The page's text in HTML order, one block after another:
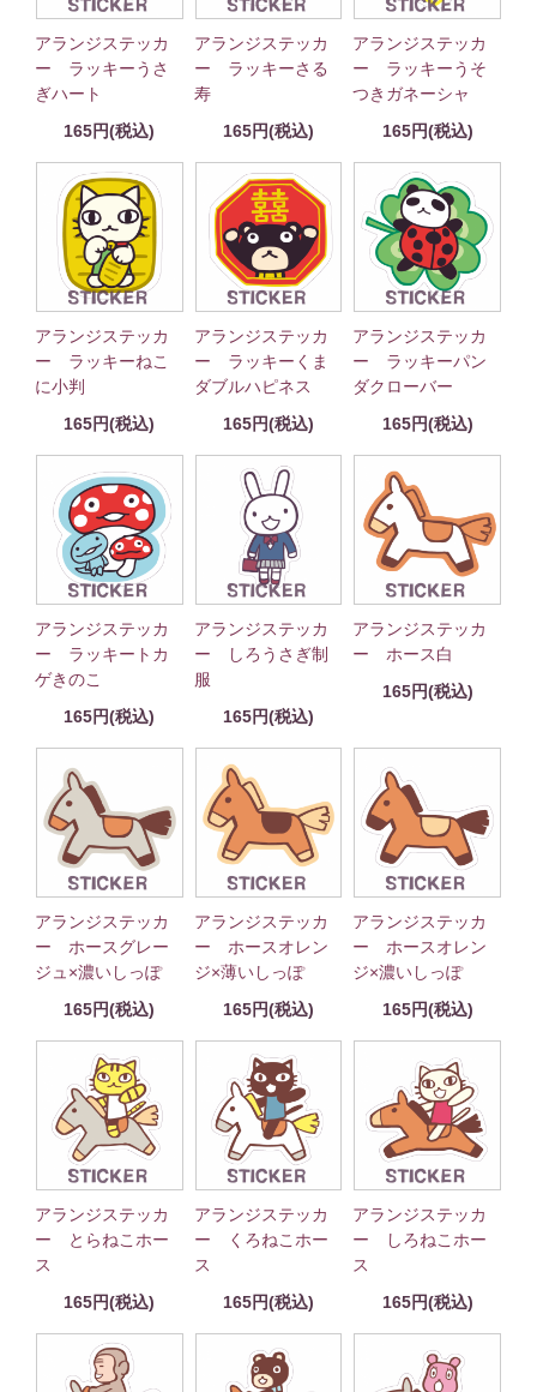
アランジステッカ
ー ラッキーうさ
ぎハート
165円(税込)
アランジステッカ
ー ラッキーさる
寿
165円(税込)
アランジステッカ
ー ラッキーうそ
つきガネーシャ
165円(税込)
アランジステッカ
ー ラッキーねこ
に小判
165円(税込)
アランジステッカ
ー ラッキーくま
ダブルハピネス
165円(税込)
アランジステッカ
ー ラッキーパン
ダクローバー
165円(税込)
アランジステッカ
ー ラッキートカ
ゲきのこ
165円(税込)
アランジステッカ
ー しろうさぎ制
服
165円(税込)
アランジステッカ
ー ホース白
165円(税込)
アランジステッカ
ー ホースグレー
ジュ×濃いしっぽ
165円(税込)
アランジステッカ
ー ホースオレン
ジ×薄いしっぽ
165円(税込)
アランジステッカ
ー ホースオレン
ジ×濃いしっぽ
165円(税込)
アランジステッカ
ー とらねこホー
ス
165円(税込)
アランジステッカ
ー くろねこホー
ス
165円(税込)
アランジステッカ
ー しろねこホー
ス
165円(税込)